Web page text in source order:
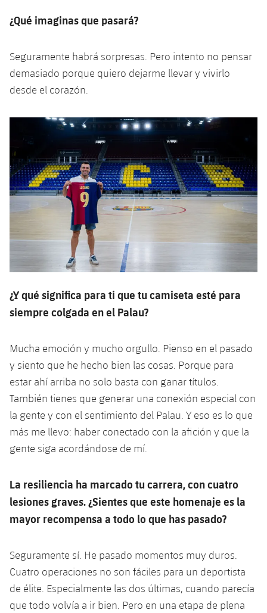
¿Qué imaginas que pasará?
Seguramente habrá sorpresas. Pero intento no pensar
demasiado porque quiero dejarme llevar y vivirlo
desde el corazón.
¿Y qué significa para ti que tu camiseta esté para
siempre colgada en el Palau?
Mucha emoción y mucho orgullo. Pienso en el pasado
y siento que he hecho bien las cosas. Porque para
estar ahí arriba no solo basta con ganar títulos.
También tienes que generar una conexión especial con
la gente y con el sentimiento del Palau. Y eso es lo que
más me llevo: haber conectado con la afición y que la
gente siga acordándose de mí.
La resiliencia ha marcado tu carrera, con cuatro
lesiones graves. ¿Sientes que este homenaje es la
mayor recompensa a todo lo que has pasado?
Seguramente sí. He pasado momentos muy duros.
Cuatro operaciones no son fáciles para un deportista
de élite. Especialmente las dos últimas, cuando parecía
que todo volvía a ir bien. Pero en una etapa de plena